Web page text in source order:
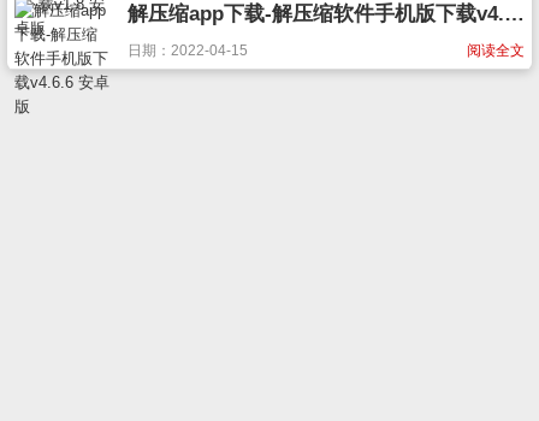
解压缩app下载-解压缩软件手机版下载v4.6.6 安卓版
阅读全文
日期：2022-04-15